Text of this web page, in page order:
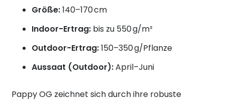
Größe:140–170 cm
Indoor-Ertrag:bis zu 550 g/m²
Outdoor-Ertrag:150–350 g/Pflanze
Aussaat (Outdoor):April–Juni
Pappy OG zeichnet sich durch ihre robuste